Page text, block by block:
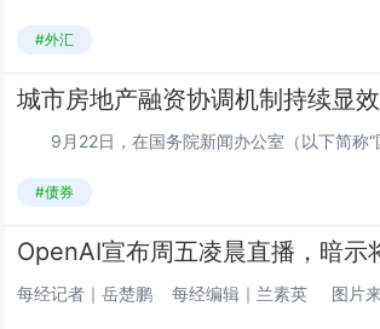
#外汇
城市房地产融资协调机制持续显效
#债券